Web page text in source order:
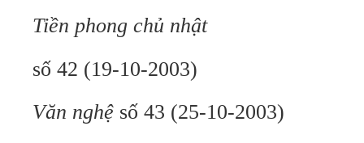
Tiền phong chủ nhật
số 42 (19-10-2003)
Văn nghệ số 43 (25-10-2003)